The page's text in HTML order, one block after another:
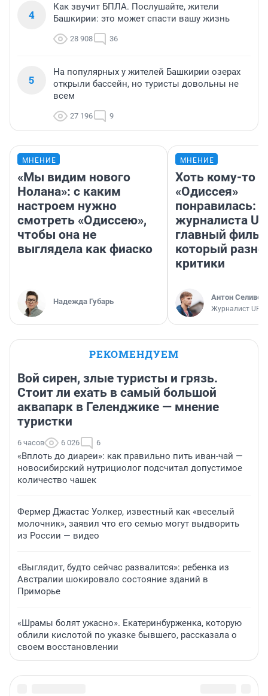
4
Как звучит БПЛА. Послушайте, жители
Башкирии: это может спасти вашу жизнь
28 908 36
5
На популярных у жителей Башкирии озерах
открыли бассейн, но туристы довольны не
всем
27 196 9
МНЕНИЕ
«Мы видим нового
Нолана»: с каким
настроем нужно
смотреть «Одиссею»,
чтобы она не
выглядела как фиаско
Надежда Губарь
МНЕНИЕ
Хоть кому-то
«Одиссея»
понравилась:
журналиста
главный
который
критики
Антон
Журналист
РЕКОМЕНДУЕМ
Вой сирен, злые туристы и грязь.
Стоит ли ехать в самый большой
аквапарк в Геленджике — мнение
туристки
6 часов 6 026 6
«Вплоть до диареи»: как правильно пить иван-чай —
новосибирский нутрициолог подсчитал допустимое
количество чашек
Фермер Джастас Уолкер, известный как «веселый
молочник», заявил что его семью могут выдворить
из России — видео
«Выглядит, будто сейчас развалится»: ребенка из
Австралии шокировало состояние зданий в
Приморье
«Шрамы болят ужасно». Екатеринбурженка, которую
облили кислотой по указке бывшего, рассказала о
своем восстановлении